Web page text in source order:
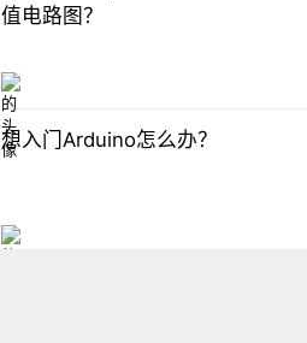
值电路图？
想入门Arduino怎么办？